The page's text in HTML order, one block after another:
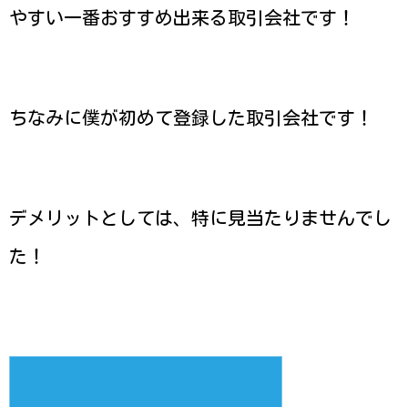
やすい一番おすすめ出来る取引会社です！
ちなみに僕が初めて登録した取引会社です！
デメリットとしては、特に見当たりませんでし
た！